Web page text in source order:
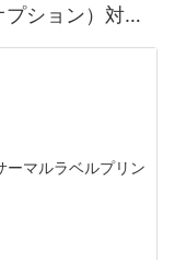
ション）対